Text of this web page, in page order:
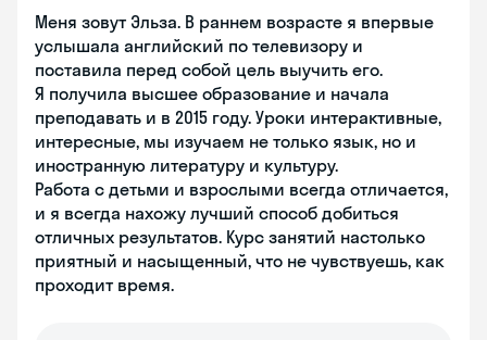
Меня зовут Эльза. В раннем возрасте я впервые
услышала английский по телевизору и
поставила перед собой цель выучить его.
Я получила высшее образование и начала
преподавать и в 2015 году. Уроки интерактивные,
интересные, мы изучаем не только язык, но и
иностранную литературу и культуру.
Работа с детьми и взрослыми всегда отличается,
и я всегда нахожу лучший способ добиться
отличных результатов. Курс занятий настолько
приятный и насыщенный, что не чувствуешь, как
проходит время.